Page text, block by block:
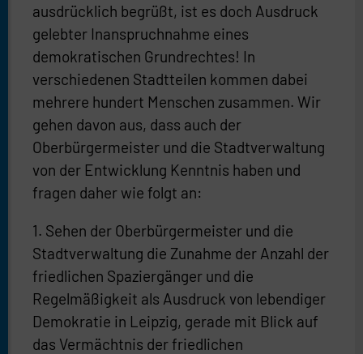
ausdrücklich begrüßt, ist es doch Ausdruck
gelebter Inanspruchnahme eines
demokratischen Grundrechtes! In
verschiedenen Stadtteilen kommen dabei
mehrere hundert Menschen zusammen. Wir
gehen davon aus, dass auch der
Oberbürgermeister und die Stadtverwaltung
von der Entwicklung Kenntnis haben und
fragen daher wie folgt an:
1. Sehen der Oberbürgermeister und die
Stadtverwaltung die Zunahme der Anzahl der
friedlichen Spaziergänger und die
Regelmäßigkeit als Ausdruck von lebendiger
Demokratie in Leipzig, gerade mit Blick auf
das Vermächtnis der friedlichen